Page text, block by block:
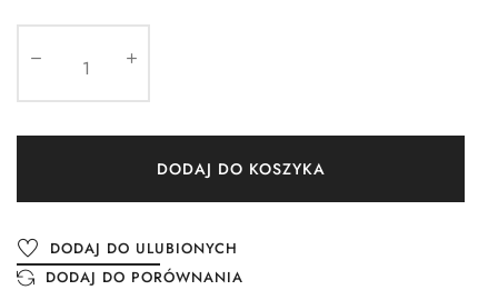
DODAJ DO KOSZYKA
DODAJ DO ULUBIONYCH
DODAJ DO PORÓWNANIA